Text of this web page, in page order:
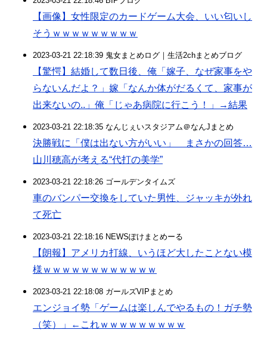
【画像】女性限定のカードゲーム大会、いい匂いし
そうｗｗｗｗｗｗｗｗｗ
2023-03-21 22:18:39 鬼女まとめログ｜生活2chまとめブログ
【驚愕】結婚して数日後、俺「嫁子、なぜ家事をや
らないんだよ？」嫁「なんか体がだるくて、家事が
出来ないの..」俺「じゃあ病院に行こう！」→結果
2023-03-21 22:18:35 なんじぇいスタジアム＠なんJまとめ
決勝戦に「僕は出ない方がいい」 まさかの回答…
山川穂高が考える“代打の美学”
2023-03-21 22:18:26 ゴールデンタイムズ
車のバンパー交換をしていた男性、ジャッキが外れ
て死亡
2023-03-21 22:18:16 NEWSぽけまとめーる
【朗報】アメリカ打線、いうほど大したことない模
様ｗｗｗｗｗｗｗｗｗｗｗｗ
2023-03-21 22:18:08 ガールズVIPまとめ
エンジョイ勢「ゲームは楽しんでやるもの！ガチ勢
（笑）」←これｗｗｗｗｗｗｗｗｗ